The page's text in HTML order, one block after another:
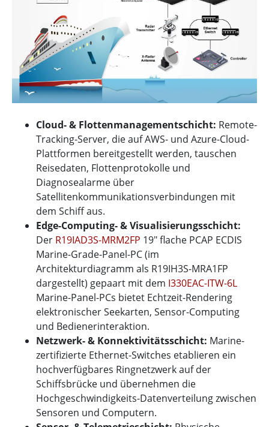
Cloud- & Flottenmanagementschicht: Remote-
Tracking-Server, die auf AWS- und Azure-Cloud-
Plattformen bereitgestellt werden, tauschen
Reisedaten, Flottenprotokolle und
Diagnosealarme über
Satellitenkommunikationsverbindungen mit
dem Schiff aus.
Edge-Computing- & Visualisierungsschicht:
Der R19IAD3S-MRM2FP 19" flache PCAP ECDIS
Marine-Grade-Panel-PC (im
Architekturdiagramm als R19IH3S-MRA1FP
dargestellt) gepaart mit dem I330EAC-ITW-6L
Marine-Panel-PCs bietet Echtzeit-Rendering
elektronischer Seekarten, Sensor-Computing
und Bedienerinteraktion.
Netzwerk- & Konnektivitätsschicht: Marine-
zertifizierte Ethernet-Switches etablieren ein
hochverfügbares Ringnetzwerk auf der
Schiffsbrücke und übernehmen die
Hochgeschwindigkeits-Datenverteilung zwischen
Sensoren und Computern.